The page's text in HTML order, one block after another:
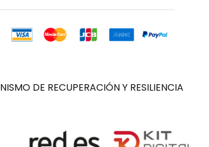
DE RECUPERACIÓN Y RESILIENCIA